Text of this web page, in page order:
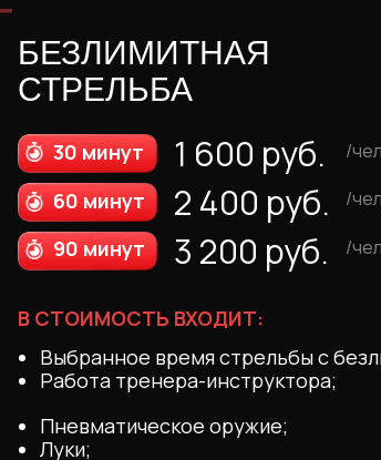
БЕЗЛИМИТНАЯ
СТРЕЛЬБА
1 600 руб.
2 400 руб.
3 200 руб.
/
/
/
Выбранное время стрельбы с
Работа тренера-инструктора;
Пневматическое оружие;
Луки;
В СТОИМОСТЬ ВХОДИТ:
30 минут
60 минут
90 минут